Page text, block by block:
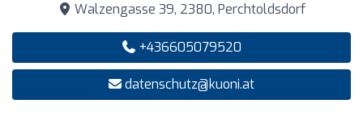
Walzengasse 39, 2380, Perchtoldsdorf
+436605079520
datenschutz@kuoni.at